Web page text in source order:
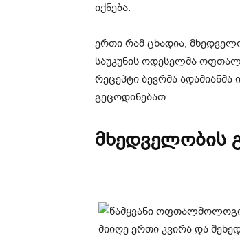
იქნება.
ერთი რამ ცხადია,
საუკუნის ოდესელმა
რეცეპტი ბევრმა
გეცოდინებათ.
მხედველობის